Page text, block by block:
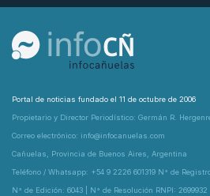
Portal de noticias fundado el 11 de octubre de 2006
Propietario y Director Periodístico: Germán R.
Correo electrónico: info@infocanuelas.com
Cañuelas, Provincia de Buenos Aires, Argentina
Teléfono / Whatsapp: +54 9 2226 601319 N° de
N° de Edición: 6043 | N° de Resolución RNPI: 2699932